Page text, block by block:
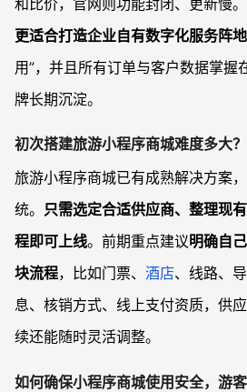
和比价，官网则功能封闭、更新慢。
更适合打造企业自有数字化服务阵地
用”，并且所有订单与客户数据掌握
牌长期沉淀。
初次搭建旅游小程序商城难度多大
旅游小程序商城已有成熟解决方案
统。 只需选定合适供应商、整理现
程即可上线。前期重点建议明确自
块流程，比如门票、 酒店、线路、
息、核销方式、线上支付资质，供
续还能随时灵活调整。
如何确保小程序商城使用安全，游